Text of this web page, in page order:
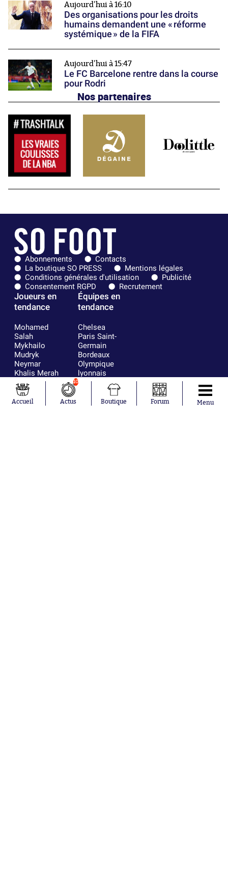
Aujourd'hui à 16:10
Des organisations pour les droits
humains demandent une « réforme
systémique » de la FIFA
Aujourd'hui à 15:47
Le FC Barcelone rentre dans la course
pour Rodri
Nos partenaires
Abonnements
Contacts
La boutique SO PRESS
Mentions légales
Conditions générales d'utilisation
Publicité
Consentement RGPD
Recrutement
Joueurs en
tendance
Mohamed
Salah
Mykhailo
Mudryk
Neymar
Khalis Merah
Loïs Openda
Moussa
Niakhaté
Équipes en
tendance
Chelsea
Paris Saint-
Germain
Bordeaux
Olympique
lyonnais
FIFA
Real Madrid
RC Strasbourg
Accueil
10
Actus Boutique Forum Menu